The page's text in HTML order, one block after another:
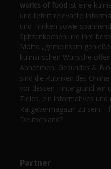
worlds of food ist eine
und liefert relevante
und Trinken sowie
Spitzenköchen und ihre
Motto „gemeinsam
kulinarischen Wünsche
Abnehmen, Gesundes &
sind die Rubriken des
vor dessen Hintergrund wir
Zieles, ein informatives und
Ratgebermagazin zu sein –
Deutschland?
Partner